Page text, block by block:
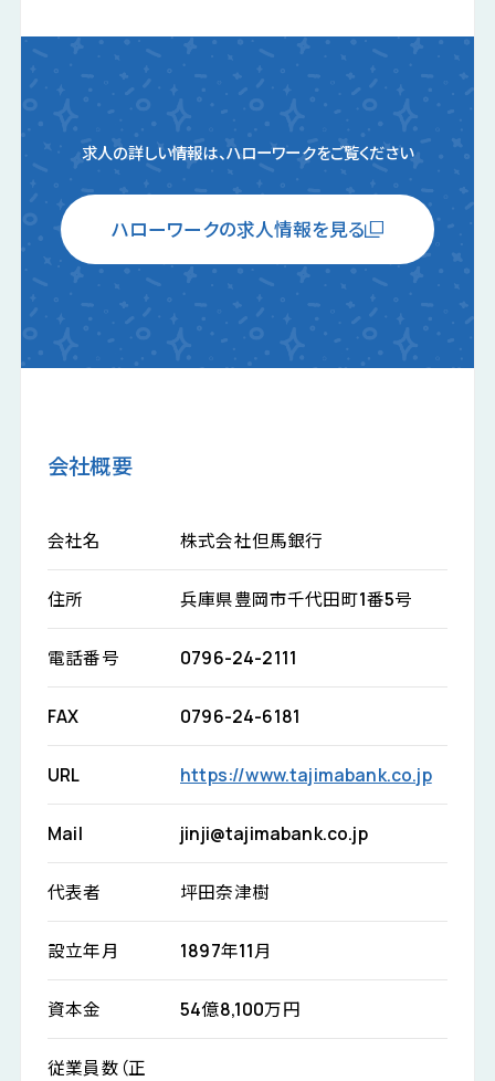
求人の詳しい情報は、ハローワークをご覧ください
ハローワークの求人情報を見る
会社概要
会社名 株式会社但馬銀行
住所 兵庫県豊岡市千代田町1番5号
電話番号 0796-24-2111
FAX 0796-24-6181
URL https://www.tajimabank.co.jp
Mail jinji@tajimabank.co.jp
代表者 坪田奈津樹
設立年月 1897年11月
資本金 54億8,100万円
従業員数（正